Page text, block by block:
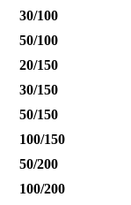
30/100
50/100
20/150
30/150
50/150
100/150
50/200
100/200